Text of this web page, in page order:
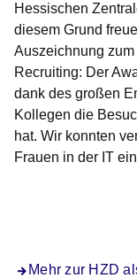
Hessischen
diesem Grund
Auszeichnung
Recruiting: Der
dank des großen
Kollegen die
hat. Wir konnten
Frauen in der IT
Mehr zur HZD